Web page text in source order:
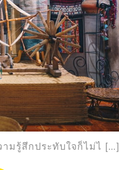
ใหญ่
ที่สุด
ของ
เชียงราย
ความ
แตก
ต่าง
ที่
งดงาม
มรู้สึกประทับใจก็ไม่ไ […]